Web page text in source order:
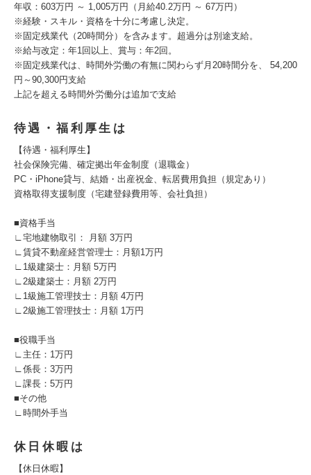
年収：603万円 ～ 1,005万円（月給40.2万円 ～ 67万円）
※経験・スキル・資格を十分に考慮し決定。
※固定残業代（20時間分）を含みます。超過分は別途支給。
※給与改定：年1回以上、賞与：年2回。
※固定残業代は、時間外労働の有無に関わらず月20時間分を、 54,200
円～90,300円支給
上記を超える時間外労働分は追加で支給
待遇・福利厚生は
【待遇・福利厚生】
社会保険完備、確定拠出年金制度（退職金）
PC・iPhone貸与、結婚・出産祝金、転居費用負担（規定あり）
資格取得支援制度（宅建登録費用等、会社負担）
■資格手当
∟宅地建物取引： 月額 3万円
∟賃貸不動産経営管理士：月額1万円
∟1級建築士：月額 5万円
∟2級建築士：月額 2万円
∟1級施工管理技士：月額 4万円
∟2級施工管理技士：月額 1万円
■役職手当
∟主任：1万円
∟係長：3万円
∟課長：5万円
■その他
∟時間外手当
休日休暇は
【休日休暇】